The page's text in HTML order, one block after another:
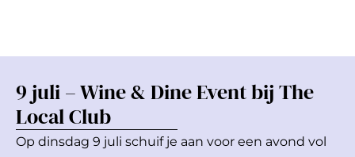
9 juli – Wine & Dine Event bij The
Local Club
Op dinsdag 9 juli schuif je aan voor een avond vol